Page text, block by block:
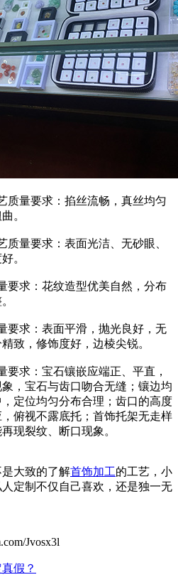
量要求：掐丝流畅，真丝均匀
。
量要求：表面光洁、无砂眼、
。
求：花纹造型优美自然，分布
求：表面平滑，抛光良好，无
致，修饰度好，边棱尖锐。
求：宝石镶嵌应端正、平直，
，宝石与齿口吻合无缝；镶边均
定位均匀分布合理；齿口的高度
俯视不露底托；首饰托架无走样
现裂纹、断口现象。
大致的了解首饰加工的工艺，小
定制不仅自己喜欢，还是独一无
Jvosx3l
假？